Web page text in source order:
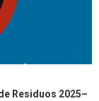
Residuos 2025–